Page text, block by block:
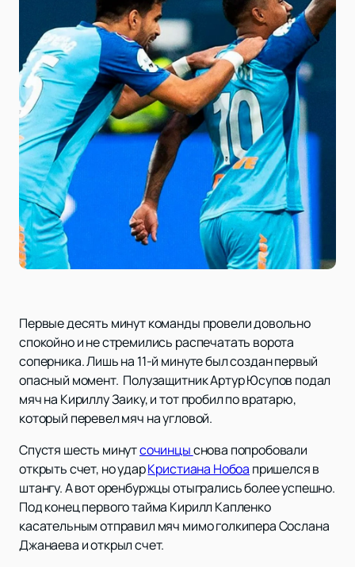
Первые десять минут команды провели довольно
спокойно и не стремились распечатать ворота
соперника. Лишь на 11-й минуте был создан первый
опасный момент. Полузащитник Артур Юсупов подал
мяч на Кириллу Заику, и тот пробил по вратарю,
который перевел мяч на угловой.
Спустя шесть минутсочинцыснова попробовали
открыть счет, но ударКристиана Нобоа пришелся в
штангу. А вот оренбуржцы отыгрались более успешно.
Под конец первого тайма Кирилл Капленко
касательным отправил мяч мимо голкипера Сослана
Джанаева и открыл счет.